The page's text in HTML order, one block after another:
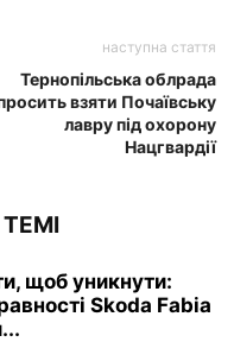
наступна стаття
Тернопільська облрада
взяти Почаївську
лавру під охорону
Нацгвардії
щоб уникнути:
Skoda Fabia